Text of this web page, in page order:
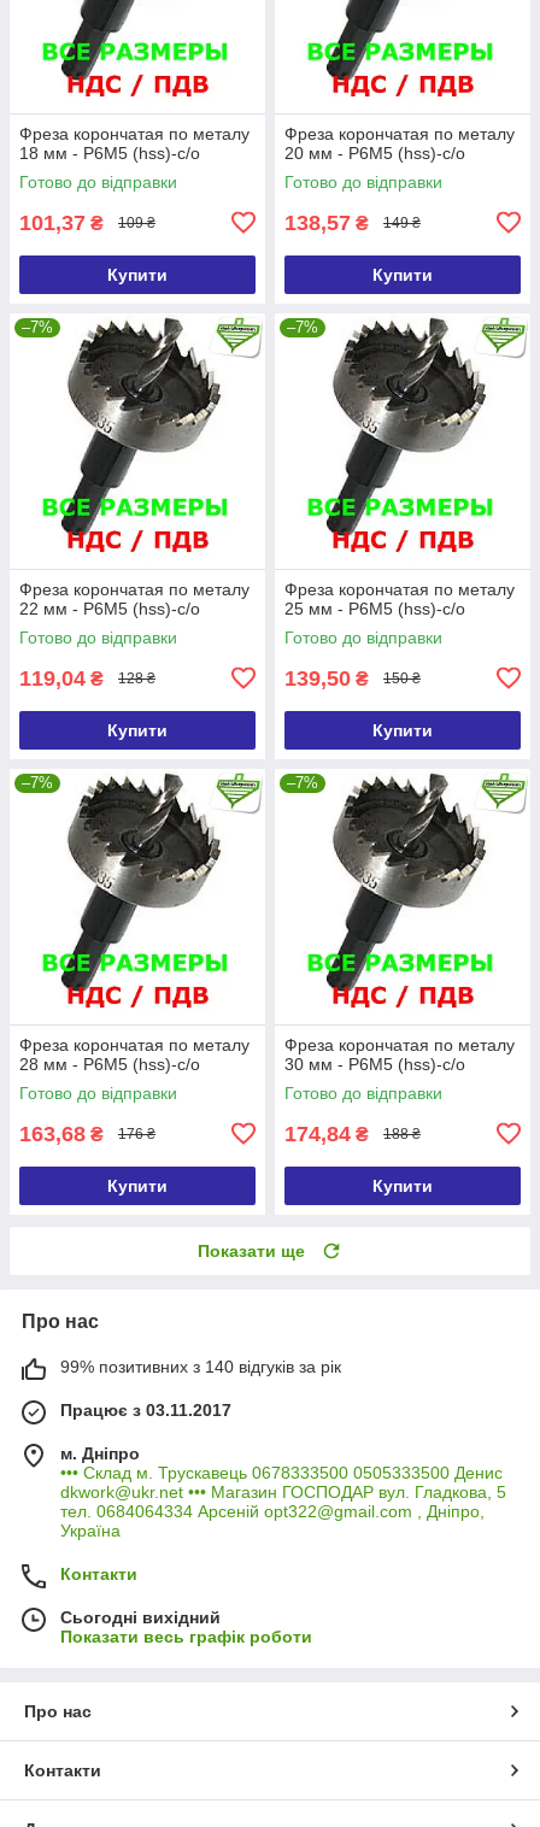
Фреза корончатая по металу
18 мм - Р6М5 (hss)-с/о
Готово до відправки
101,37 ₴ 109 ₴
Купити
Фреза корончатая по металу
20 мм - Р6М5 (hss)-с/о
Готово до відправки
138,57 ₴ 149 ₴
Купити
–7%
Фреза корончатая по металу
22 мм - Р6М5 (hss)-с/о
Готово до відправки
119,04 ₴ 128 ₴
Купити
–7%
Фреза корончатая по металу
25 мм - Р6М5 (hss)-с/о
Готово до відправки
139,50 ₴ 150 ₴
Купити
–7%
Фреза корончатая по металу
28 мм - Р6М5 (hss)-с/о
Готово до відправки
163,68 ₴ 176 ₴
Купити
–7%
Фреза корончатая по металу
30 мм - Р6М5 (hss)-с/о
Готово до відправки
174,84 ₴ 188 ₴
Купити
Показати ще
Про нас
99% позитивних з 140 відгуків за рік
Працює з 03.11.2017
м. Дніпро
••• Склад м. Трускавець 0678333500 0505333500 Денис
dkwork@ukr.net ••• Магазин ГОСПОДАР вул. Гладкова, 5
тел. 0684064334 Арсеній opt322@gmail.com , Дніпро,
Україна
Контакти
Сьогодні вихідний
Показати весь графік роботи
Про нас
Контакти